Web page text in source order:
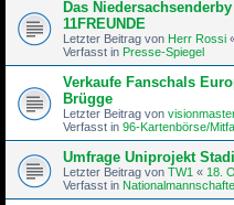
Das
11FREUNDE
Letzter Beitrag von Herr Rossi
Verfasst in Presse-Spiegel
Verkaufe Fanschals
Brügge
Letzter Beitrag von
Verfasst in 96-Kartenbörse/
Umfrage Uniprojekt
Letzter Beitrag von TW1 « 18.
Verfasst in